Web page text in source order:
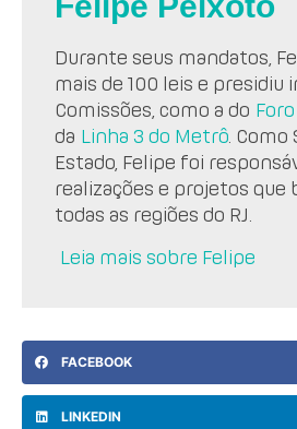
Durante seus mandatos,
mais de 100 leis e
Comissões, como a do
da Linha 3 do Metrô .
Estado, Felipe foi
realizações e projetos que
todas as regiões do RJ.
Leia mais sobre Felipe
FACEBOOK
LINKEDIN